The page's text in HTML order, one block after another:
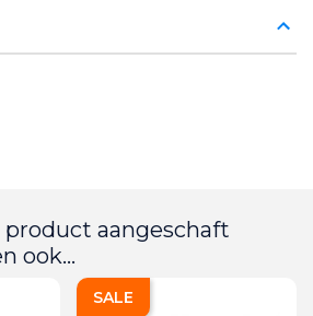
aangeschaft
ook...
SALE